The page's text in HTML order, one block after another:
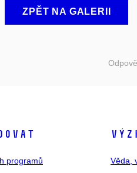
ZPĚT NA GALERII
programů
Věda,